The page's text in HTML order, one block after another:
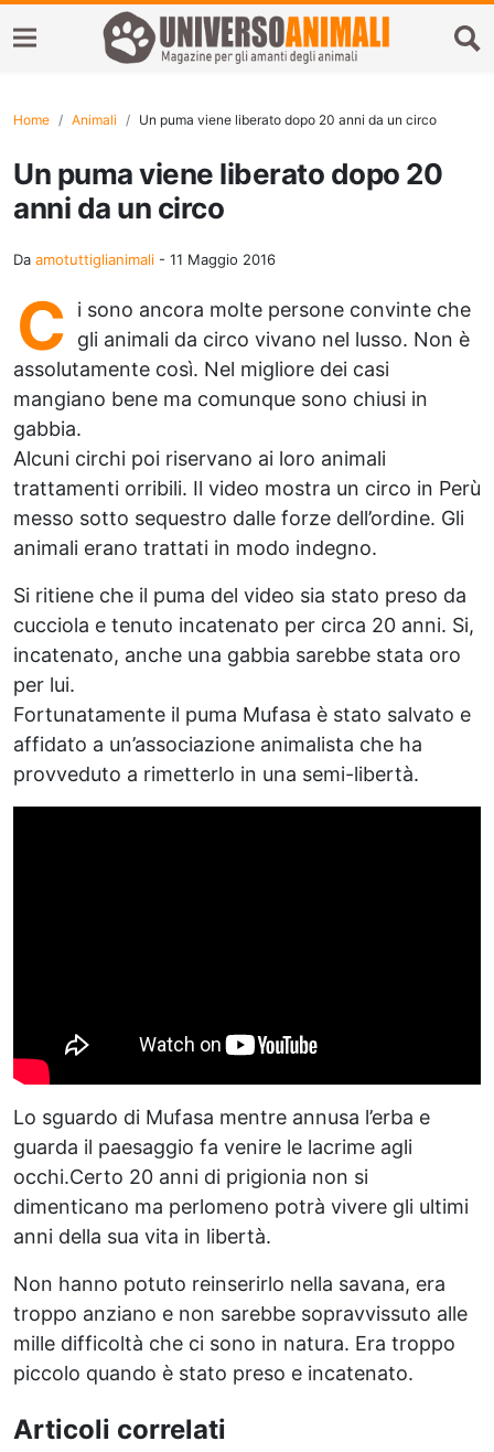
Home Animali Un puma viene liberato dopo 20 anni da un circo
Un puma viene liberato dopo 20
anni da un circo
Da amotuttiglianimali - 11 Maggio 2016
C
i sono ancora molte persone convinte che
gli animali da circo vivano nel lusso. Non è
assolutamente così. Nel migliore dei casi
mangiano bene ma comunque sono chiusi in
gabbia.
Alcuni circhi poi riservano ai loro animali
trattamenti orribili. Il video mostra un circo in Perù
messo sotto sequestro dalle forze dell’ordine. Gli
animali erano trattati in modo indegno.
Si ritiene che il puma del video sia stato preso da
cucciola e tenuto incatenato per circa 20 anni. Si,
incatenato, anche una gabbia sarebbe stata oro
per lui.
Fortunatamente il puma Mufasa è stato salvato e
affidato a un’associazione animalista che ha
provveduto a rimetterlo in una semi-libertà.
Lo sguardo di Mufasa mentre annusa l’erba e
guarda il paesaggio fa venire le lacrime agli
occhi.Certo 20 anni di prigionia non si
dimenticano ma perlomeno potrà vivere gli ultimi
anni della sua vita in libertà.
Non hanno potuto reinserirlo nella savana, era
troppo anziano e non sarebbe sopravvissuto alle
mille difficoltà che ci sono in natura. Era troppo
piccolo quando è stato preso e incatenato.
Articoli correlati